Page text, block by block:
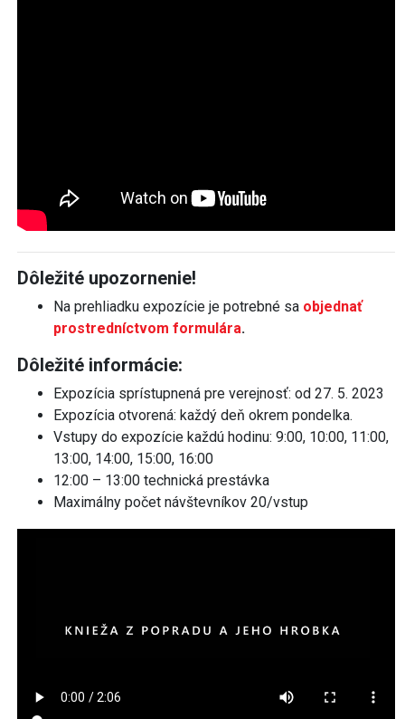
Dôležité upozornenie!
Na prehliadku expozície je potrebné sa objednať
prostredníctvom formulára.
Dôležité informácie:
Expozícia sprístupnená pre verejnosť: od 27. 5. 2023
Expozícia otvorená: každý deň okrem pondelka.
Vstupy do expozície každú hodinu: 9:00, 10:00, 11:00,
13:00, 14:00, 15:00, 16:00
12:00 – 13:00 technická prestávka
Maximálny počet návštevníkov 20/vstup